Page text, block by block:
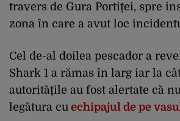
travers de Gura Portiței, spre
zona în care a avut loc
Cel de-al doilea pescador a
Shark 1 a rămas în larg iar la
autoritățile au fost alertate că
legătura cu echipajul de pe